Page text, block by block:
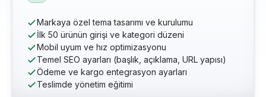
Markaya özel tema tasarımı ve kurulumu
İlk 50 ürünün girişi ve kategori düzeni
Mobil uyum ve hız optimizasyonu
Temel SEO ayarları (başlık, açıklama, URL yapısı)
Ödeme ve kargo entegrasyon ayarları
Teslimde yönetim eğitimi